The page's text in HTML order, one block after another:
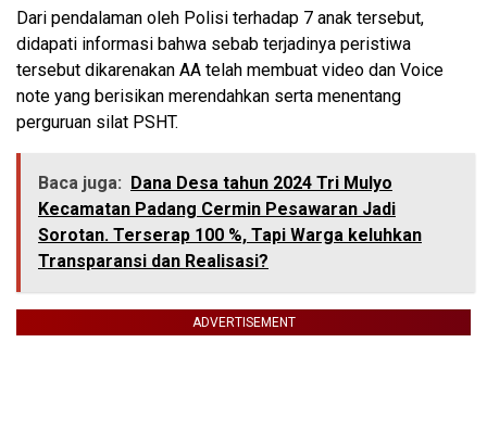
Dari pendalaman oleh Polisi terhadap 7 anak tersebut,
didapati informasi bahwa sebab terjadinya peristiwa
tersebut dikarenakan AA telah membuat video dan Voice
note yang berisikan merendahkan serta menentang
perguruan silat PSHT.
Baca juga: Dana Desa tahun 2024 Tri Mulyo
Kecamatan Padang Cermin Pesawaran Jadi
Sorotan. Terserap 100 %, Tapi Warga keluhkan
Transparansi dan Realisasi?
ADVERTISEMENT